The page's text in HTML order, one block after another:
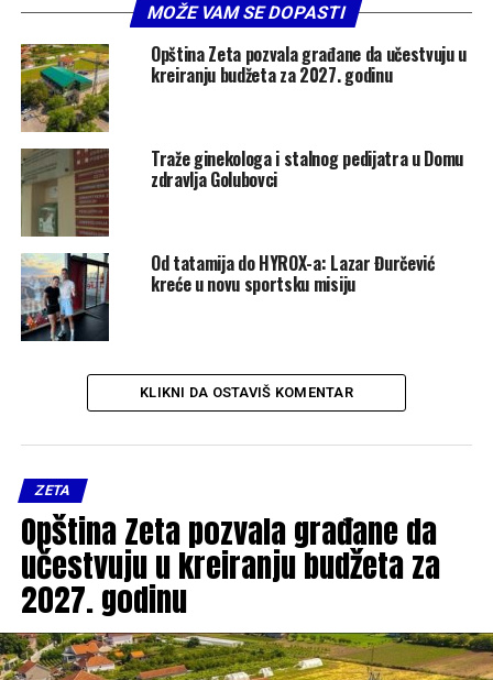
MOŽE VAM SE DOPASTI
Opština Zeta pozvala građane da učestvuju u
kreiranju budžeta za 2027. godinu
Traže ginekologa i stalnog pedijatra u Domu
zdravlja Golubovci
Od tatamija do HYROX-a: Lazar Đurčević
kreće u novu sportsku misiju
KLIKNI DA OSTAVIŠ KOMENTAR
ZETA
Opština Zeta pozvala građane da
učestvuju u kreiranju budžeta za
2027. godinu